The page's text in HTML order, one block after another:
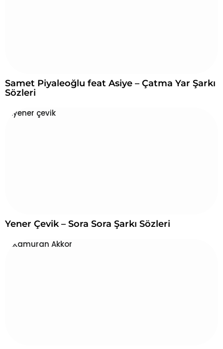
Samet Piyaleoğlu feat Asiye – Çatma Yar Şarkı
Sözleri
Yener Çevik – Sora Sora Şarkı Sözleri